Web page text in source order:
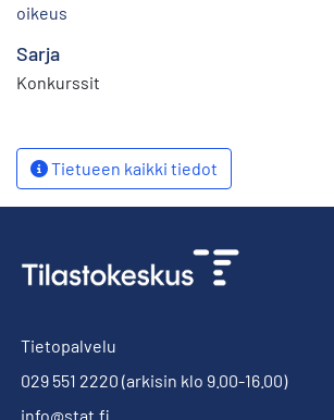
oikeus
Sarja
Konkurssit
Tietueen kaikki tiedot
Tietopalvelu
029 551 2220 (arkisin klo 9.00-16.00)
info@stat.fi